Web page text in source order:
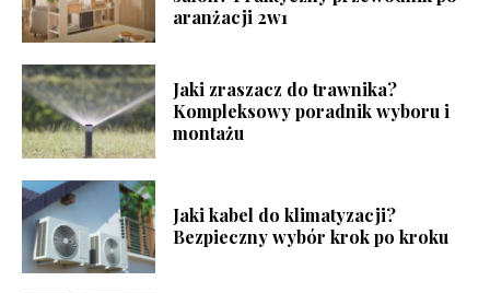
aranżacji 2w1
Jaki zraszacz do trawnika?
Kompleksowy poradnik wyboru i
montażu
Jaki kabel do klimatyzacji?
Bezpieczny wybór krok po kroku